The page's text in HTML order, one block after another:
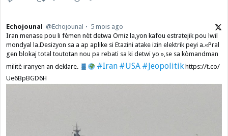
Echojounal @Echojounal
5 mois ago
Iran menase pou li fèmen nèt detwa Omiz la,yon kafou estratejik pou lwil
mondyal la.Desizyon sa a ap aplike si Etazini atake izin elektrik peyi a.​«Pral
gen blokaj total toutotan nou pa rebati sa ki detwi yo »,se sa kòmandman
militè iranyen an deklare.
#Iran #USA #Jeopolitikhttps://t.co/
Ue6BpBGD6H